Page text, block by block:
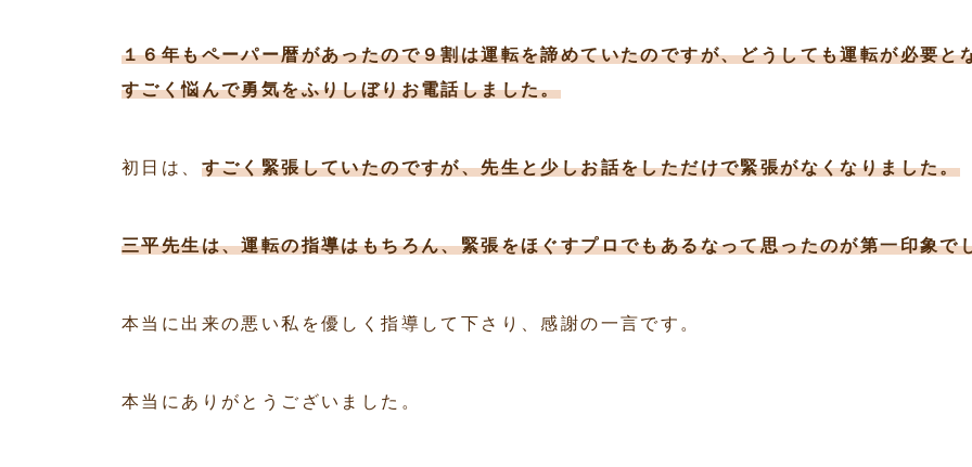
１６年もペーパー暦があったので９割は運転を諦めていたのですが、どうしても運転が必要と
すごく悩んで勇気をふりしぼりお電話しました。
初日は、 すごく緊張していたのですが、先生と少しお話をしただけで緊張がなくなりました。
三平先生は、運転の指導はもちろん、緊張をほぐすプロでもあるなって思ったのが第一印象で
本当に出来の悪い私を優しく指導して下さり、感謝の一言です。
本当にありがとうございました。